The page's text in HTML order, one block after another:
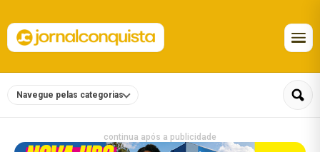
Navegue pelas categorias
continua após a publicidade